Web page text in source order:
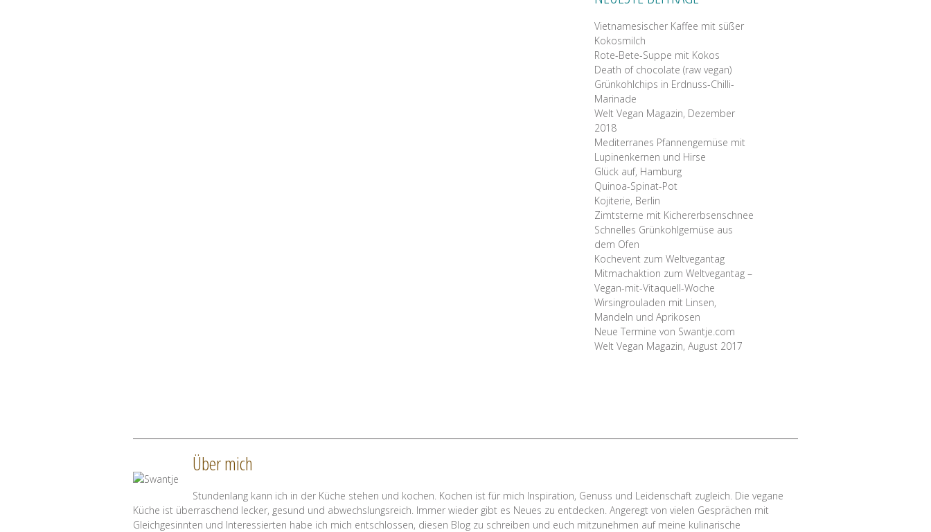
Vietnamesischer Kaffee mit süßer
Kokosmilch
Rote-Bete-Suppe mit Kokos
Death of chocolate (raw vegan)
Grünkohlchips in Erdnuss-Chilli-
Marinade
Welt Vegan Magazin, Dezember
2018
Mediterranes Pfannengemüse mit
Lupinenkernen und Hirse
Glück auf, Hamburg
Quinoa-Spinat-Pot
Kojiterie, Berlin
Zimtsterne mit Kichererbsenschnee
Schnelles Grünkohlgemüse aus
dem Ofen
Kochevent zum Weltvegantag
Mitmachaktion zum Weltvegantag –
Vegan-mit-Vitaquell-Woche
Wirsingrouladen mit Linsen,
Mandeln und Aprikosen
Neue Termine von Swantje.com
Welt Vegan Magazin, August 2017
Über mich
Stundenlang kann ich in der Küche stehen und kochen. Kochen ist für mich Inspiration, Genuss und Leidenschaft zugleich. Die vegane
Küche ist überraschend lecker, gesund und abwechslungsreich. Immer wieder gibt es Neues zu entdecken. Angeregt von vielen Gesprächen mit
Gleichgesinnten und Interessierten habe ich mich entschlossen, diesen Blog zu schreiben und euch mitzunehmen auf meine kulinarische